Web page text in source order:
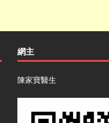
網主
陳家寶醫生